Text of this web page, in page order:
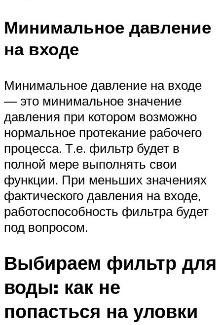
Минимальное давление
на входе
Минимальное давление на входе
— это минимальное значение
давления при котором возможно
нормальное протекание рабочего
процесса. Т.е. фильтр будет в
полной мере выполнять свои
функции. При меньших значениях
фактического давления на входе,
работоспособность фильтра будет
под вопросом.
Выбираем фильтр для
воды: как не
попасться на уловки